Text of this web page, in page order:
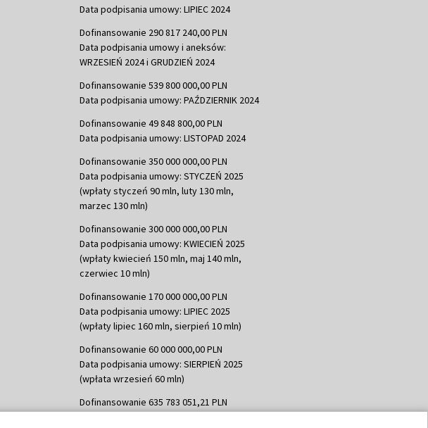
Data podpisania umowy: LIPIEC 2024
Dofinansowanie 290 817 240,00 PLN
Data podpisania umowy i aneksów:
WRZESIEŃ 2024 i GRUDZIEŃ 2024
Dofinansowanie 539 800 000,00 PLN
Data podpisania umowy: PAŹDZIERNIK 2024
Dofinansowanie 49 848 800,00 PLN
Data podpisania umowy: LISTOPAD 2024
Dofinansowanie 350 000 000,00 PLN
Data podpisania umowy: STYCZEŃ 2025
(wpłaty styczeń 90 mln, luty 130 mln,
marzec 130 mln)
Dofinansowanie 300 000 000,00 PLN
Data podpisania umowy: KWIECIEŃ 2025
(wpłaty kwiecień 150 mln, maj 140 mln,
czerwiec 10 mln)
Dofinansowanie 170 000 000,00 PLN
Data podpisania umowy: LIPIEC 2025
(wpłaty lipiec 160 mln, sierpień 10 mln)
Dofinansowanie 60 000 000,00 PLN
Data podpisania umowy: SIERPIEŃ 2025
(wpłata wrzesień 60 mln)
Dofinansowanie 635 783 051,21 PLN